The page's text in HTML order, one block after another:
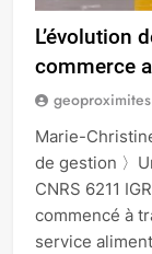
L’évolution
commerce
geoproximites
Marie-
de gestion 〉
CNRS 6211
commencé à
service